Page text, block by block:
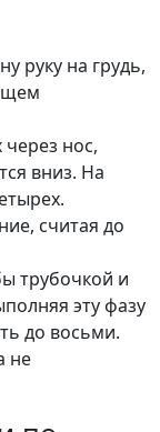
руку на грудь,
нос,
вниз. На
считая до
трубочкой и
эту фазу
до восьми.
не